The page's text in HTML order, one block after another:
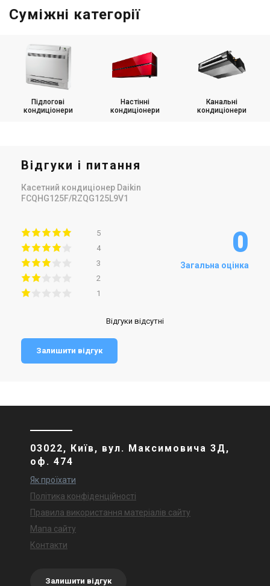
Суміжні категорії
Підлогові
кондиціонери
Настінні
кондиціонери
Канальні
кондиціонери
Відгуки і питання
Касетний кондиціонер Daikin
FCQHG125F/RZQG125L9V1
5
4
3
2
1
0
Загальна оцінка
Відгуки відсутні
Залишити відгук
03022, Київ, вул. Максимовича 3Д,
оф. 474
Як проїхати
Політика конфіденційності
Правила використання матеріалів сайту
Мапа сайту
Контакти
Залишити відгук